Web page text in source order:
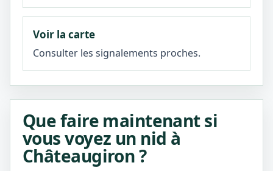
Voir la carte
Consulter les signalements proches.
Que faire maintenant si
vous voyez un nid à
Châteaugiron ?